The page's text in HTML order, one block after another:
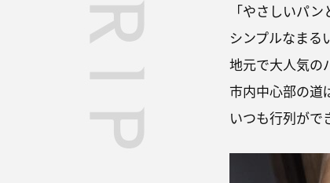
「やさしいパ
シンプルなまる
地元で大人気の
市内中心部の道
いつも行列がで